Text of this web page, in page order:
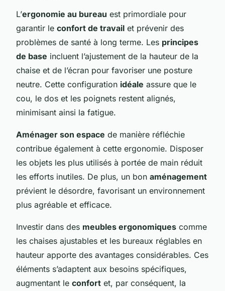
L’ergonomie au bureau est primordiale pour
garantir le confort de travail et prévenir des
problèmes de santé à long terme. Les principes
de base incluent l’ajustement de la hauteur de la
chaise et de l’écran pour favoriser une posture
neutre. Cette configuration idéale assure que le
cou, le dos et les poignets restent alignés,
minimisant ainsi la fatigue.
Aménager son espace de manière réfléchie
contribue également à cette ergonomie. Disposer
les objets les plus utilisés à portée de main réduit
les efforts inutiles. De plus, un bon aménagement
prévient le désordre, favorisant un environnement
plus agréable et efficace.
Investir dans des meubles ergonomiques comme
les chaises ajustables et les bureaux réglables en
hauteur apporte des avantages considérables. Ces
éléments s’adaptent aux besoins spécifiques,
augmentant le confort et, par conséquent, la